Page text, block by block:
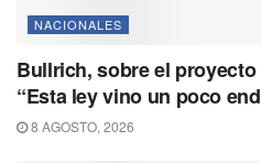
NACIONALES
Bullrich, sobre el
“Esta ley vino un poco
8 AGOSTO, 2026